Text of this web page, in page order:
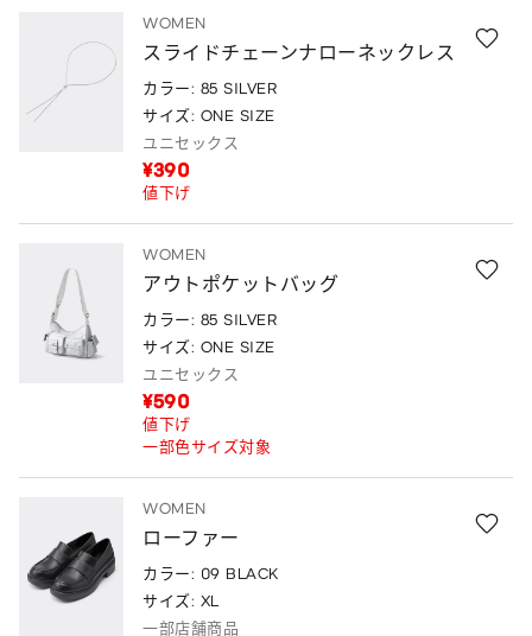
WOMEN
スライドチェーンナローネックレス
カラー: 85 SILVER
サイズ: ONE SIZE
ユニセックス
¥390
値下げ
WOMEN
アウトポケットバッグ
カラー: 85 SILVER
サイズ: ONE SIZE
ユニセックス
¥590
値下げ
一部色サイズ対象
WOMEN
ローファー
カラー: 09 BLACK
サイズ: XL
一部店舗商品